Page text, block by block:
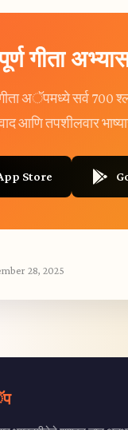
गीता
अॅपमध्ये सर्व 700
आणि तपशीलवार
Store
28, 2025